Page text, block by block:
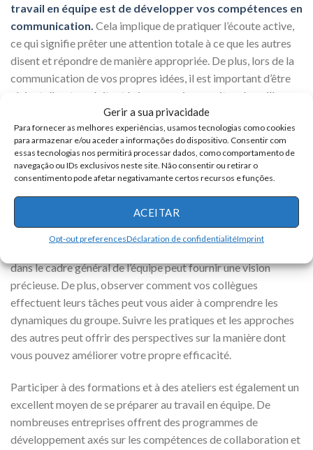
Gerir a sua privacidade
Para fornecer as melhores experiências, usamos tecnologias como cookies
para armazenar e/ou aceder a informações do dispositivo. Consentir com
essas tecnologias nos permitirá processar dados, como comportamento de
navegação ou IDs exclusivos neste site. Não consentir ou retirar o
consentimento pode afetar negativamante certos recursos e funções.
ACEITAR
Opt-out preferencesDéclaration de confidentialitéImprint
travail en équipe est de développer vos compétences en
communication. Cela implique de pratiquer l’écoute active,
ce qui signifie prêter une attention totale à ce que les autres
disent et répondre de manière appropriée. De plus, lors de la
communication de vos propres idées, il est important d’être
clair et direct, en évitant le jargon qui pourrait embrouiller
vos collègues. La communication non verbale, comme le
langage corporel, joue également un rôle important dans la
communication efficace. Maintenir une posture ouverte et
amicale peut aider à créer un environnement de travail plus
collaboratif.
Comprendre votre rôle au sein de l’équipe est une autre partie
importante de la préparation. Discuter avec votre superviseur
dans le cadre général de l’équipe peut fournir une vision
précieuse. De plus, observer comment vos collègues
effectuent leurs tâches peut vous aider à comprendre les
dynamiques du groupe. Suivre les pratiques et les approches
des autres peut offrir des perspectives sur la manière dont
vous pouvez améliorer votre propre efficacité.
Participer à des formations et à des ateliers est également un
excellent moyen de se préparer au travail en équipe. De
nombreuses entreprises offrent des programmes de
développement axés sur les compétences de collaboration et